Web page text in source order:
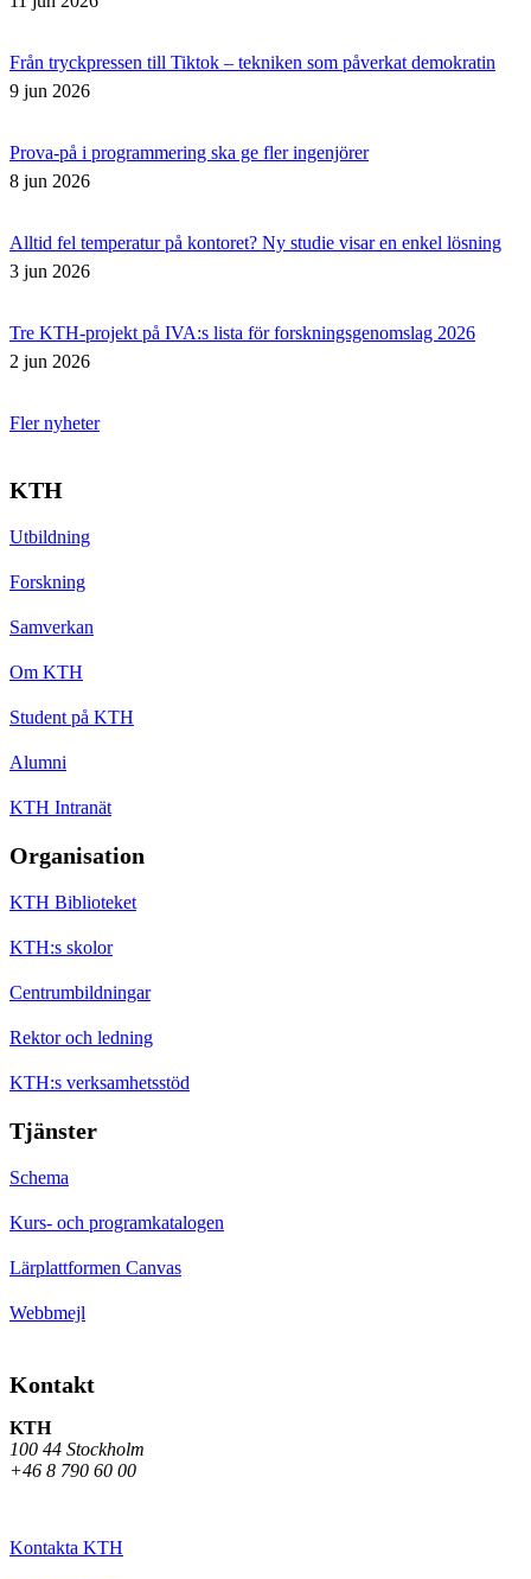
Från tryckpressen till Tiktok – tekniken som påverkat demokratin
9 jun 2026
Prova-på i programmering ska ge fler ingenjörer
8 jun 2026
Alltid fel temperatur på kontoret? Ny studie visar en enkel lösning
3 jun 2026
Tre KTH-projekt på IVA:s lista för forskningsgenomslag 2026
2 jun 2026
Fler nyheter
KTH
Utbildning
Forskning
Samverkan
Om KTH
Student på KTH
Alumni
KTH Intranät
Organisation
KTH Biblioteket
KTH:s skolor
Centrumbildningar
Rektor och ledning
KTH:s verksamhetsstöd
Tjänster
Schema
Kurs- och programkatalogen
Lärplattformen Canvas
Webbmejl
Kontakt
KTH
100 44 Stockholm
+46 8 790 60 00
Kontakta KTH